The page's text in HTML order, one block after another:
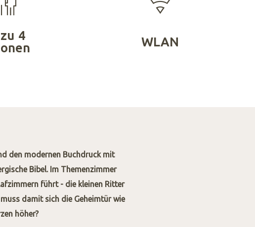
4
WLAN
den modernen Buchdruck mit
Bibel. Im Themenzimmer
führt - die kleinen Ritter
damit sich die Geheimtür wie
höher?